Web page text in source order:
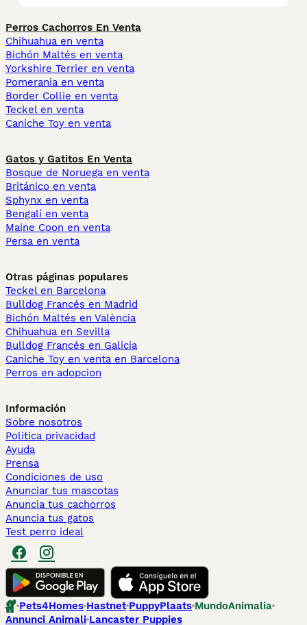
Perros Cachorros En Venta
Chihuahua en venta
Bichón Maltés en venta
Yorkshire Terrier en venta
Pomerania en venta
Border Collie en venta
Teckel en venta
Caniche Toy en venta
Gatos y Gatitos En Venta
Bosque de Noruega en venta
Británico en venta
Sphynx en venta
Bengalí en venta
Maine Coon en venta
Persa en venta
Otras páginas populares
Teckel en Barcelona
Bulldog Francés en Madrid
Bichón Maltés en València
Chihuahua en Sevilla
Bulldog Francés en Galicia
Caniche Toy en venta en Barcelona
Perros en adopcion
Información
Sobre nosotros
Politica privacidad
Ayuda
Prensa
Condiciones de uso
Anunciar tus mascotas
Anuncia tus cachorros
Anuncia tus gatos
Test perro ideal
Pets4Homes Hastnet PuppyPlaats MundoAnimalia
Annunci Animali Lancaster Puppies